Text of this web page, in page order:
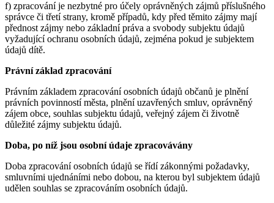
f) zpracování je nezbytné pro účely oprávněných zájmů příslušného
správce či třetí strany, kromě případů, kdy před těmito zájmy mají
přednost zájmy nebo základní práva a svobody subjektu údajů
vyžadující ochranu osobních údajů, zejména pokud je subjektem
údajů dítě.
Právní základ zpracování
Právním základem zpracování osobních údajů občanů je plnění
právních povinností města, plnění uzavřených smluv, oprávněný
zájem obce, souhlas subjektu údajů, veřejný zájem či životně
důležité zájmy subjektu údajů.
Doba, po níž jsou osobní údaje zpracovávány
Doba zpracování osobních údajů se řídí zákonnými požadavky,
smluvními ujednáními nebo dobou, na kterou byl subjektem údajů
udělen souhlas se zpracováním osobních údajů.